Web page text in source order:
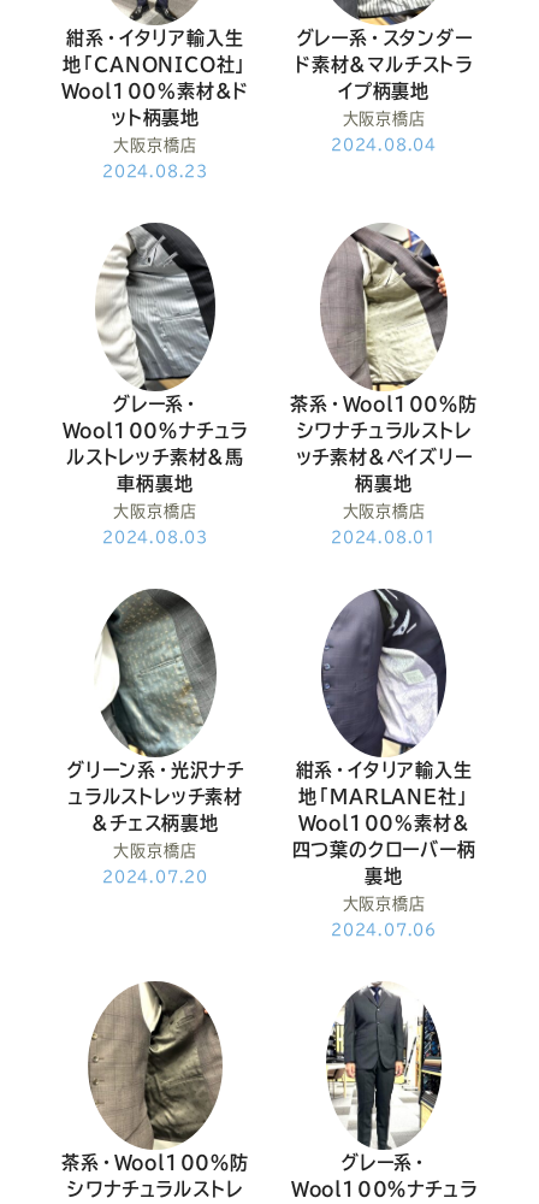
紺系・イタリア輸入生
地「CANONICO社」
Wool100%素材&ド
ット柄裏地
大阪京橋店
2024.08.23
グレー系・スタンダー
ド素材&マルチストラ
イプ柄裏地
大阪京橋店
2024.08.04
グレー系・
Wool100％ナチュラ
ルストレッチ素材&馬
車柄裏地
大阪京橋店
2024.08.03
茶系・Wool100％防
シワナチュラルストレ
ッチ素材&ペイズリー
柄裏地
大阪京橋店
2024.08.01
グリーン系・光沢ナチ
ュラルストレッチ素材
&チェス柄裏地
大阪京橋店
2024.07.20
紺系・イタリア輸入生
地「MARLANE社」
Wool100%素材&
四つ葉のクローバー柄
裏地
大阪京橋店
2024.07.06
茶系・Wool100％防
シワナチュラルストレ
グレー系・
Wool100％ナチュラ